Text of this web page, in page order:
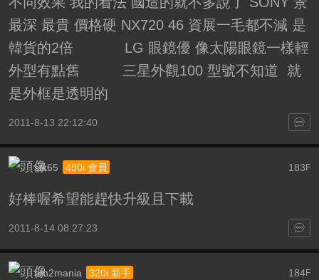
最深 最貴 價格硬 NX720 46 資展一毛都不減 是
韓貨的2倍 LG 眼鏡優 像太陽眼鏡一樣輕
外型有點舊 三星外觀100 型號不知道 就
是外框是透明的
2011-8-13 22:12:40
183 F
stk65 480i 會員
好棒喔希望能趕快升級且下載
2011-8-14 08:27:23
184F
am2mania 320i 新手